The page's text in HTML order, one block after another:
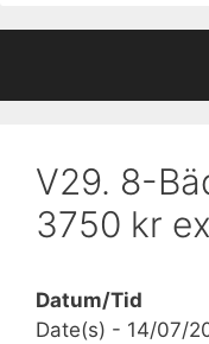
V29. 8-
3750 kr
Datum/Tid
Date(s) - 14/07/